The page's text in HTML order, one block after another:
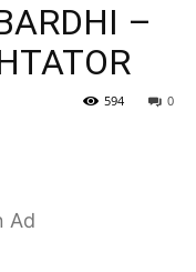
–
0
594
Ad